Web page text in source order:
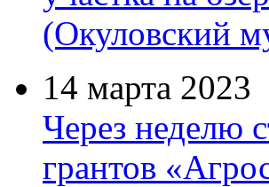
(Окуловский
14 марта 2023
Через неделю
грантов